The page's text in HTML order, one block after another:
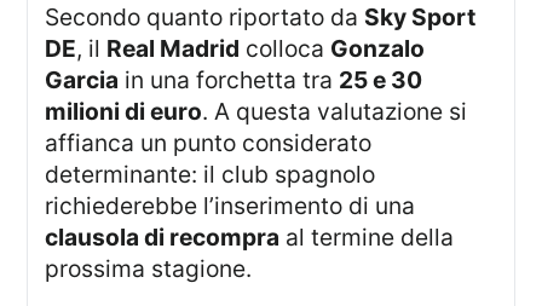
Secondo quanto riportato da Sky Sport
DE, il Real Madrid colloca Gonzalo
Garcia in una forchetta tra 25 e 30
milioni di euro. A questa valutazione si
affianca un punto considerato
determinante: il club spagnolo
richiederebbe l’inserimento di una
clausola di recompra al termine della
prossima stagione.